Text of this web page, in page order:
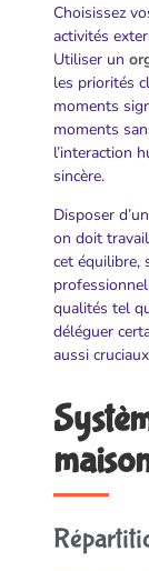
Choisissez
activités
Utiliser un
les priorités
moments
moments
l’interaction
sincère.
Disposer
on doit
cet équilibre,
qualités tel
déléguer
aussi